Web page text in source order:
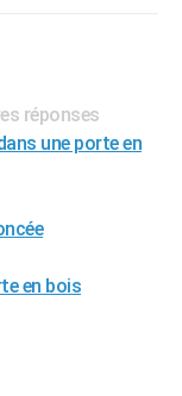
réponses
une porte en
en bois